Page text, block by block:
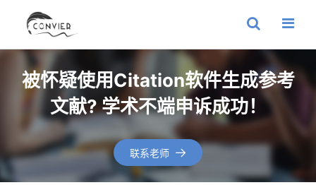
被怀疑使用Citation软件生成参考
文献? 学术不端申诉成功！
联系老师 